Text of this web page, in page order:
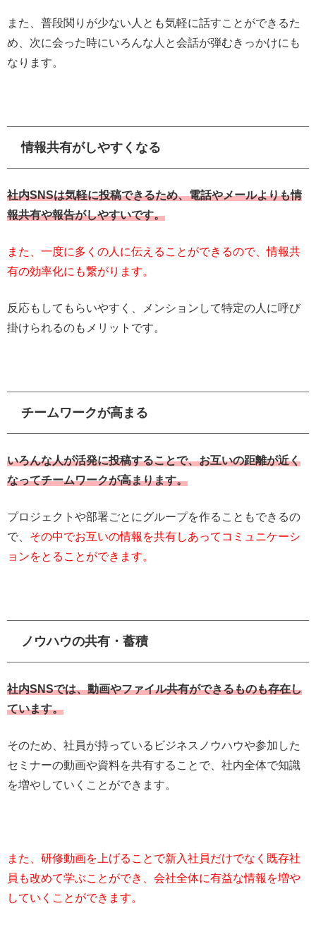
また、普段関りが少ない人とも気軽に話すことができるた
め、次に会った時にいろんな人と会話が弾むきっかけにも
なります。
情報共有がしやすくなる
社内SNSは気軽に投稿できるため、電話やメールよりも情
報共有や報告がしやすいです。
また、一度に多くの人に伝えることができるので、情報共
有の効率化にも繋がります。
反応もしてもらいやすく、メンションして特定の人に呼び
掛けられるのもメリットです。
チームワークが高まる
いろんな人が活発に投稿することで、お互いの距離が近く
なってチームワークが高まります。
プロジェクトや部署ごとにグループを作ることもできるの
で、 その中でお互いの情報を共有しあってコミュニケーシ
ョンをとることができます。
ノウハウの共有・蓄積
社内SNSでは、動画やファイル共有ができるものも存在し
ています。
そのため、社員が持っているビジネスノウハウや参加した
セミナーの動画や資料を共有することで、社内全体で知識
を増やしていくことができます。
また、研修動画を上げることで新入社員だけでなく既存社
員も改めて学ぶことができ、会社全体に有益な情報を増や
していくことができます。